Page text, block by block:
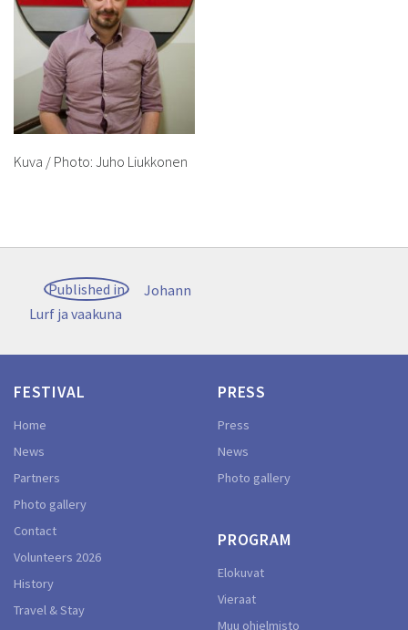
Kuva / Photo: Juho Liukkonen
Post
navigation
Published in
Johann
Lurf ja vaakuna
FESTIVAL
Home
News
Partners
Photo gallery
Contact
Volunteers 2026
History
Travel & Stay
PRESS
Press
News
Photo gallery
PROGRAM
Elokuvat
Vieraat
Muu ohjelmisto